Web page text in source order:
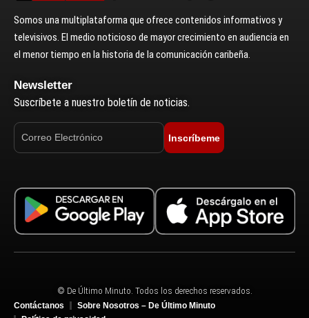
Somos una multiplataforma que ofrece contenidos informativos y
televisivos. El medio noticioso de mayor crecimiento en audiencia en
el menor tiempo en la historia de la comunicación caribeña.
Newsletter
Suscríbete a nuestro boletín de noticias.
Inscríbeme
© De Último Minuto. Todos los derechos reservados.
Contáctanos
Sobre Nosotros – De Último Minuto